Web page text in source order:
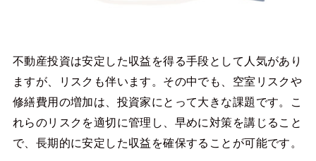
不動産投資は安定した収益を得る手段として人気があり
ますが、リスクも伴います。その中でも、空室リスクや
修繕費用の増加は、投資家にとって大きな課題です。こ
れらのリスクを適切に管理し、早めに対策を講じること
で、長期的に安定した収益を確保することが可能です。